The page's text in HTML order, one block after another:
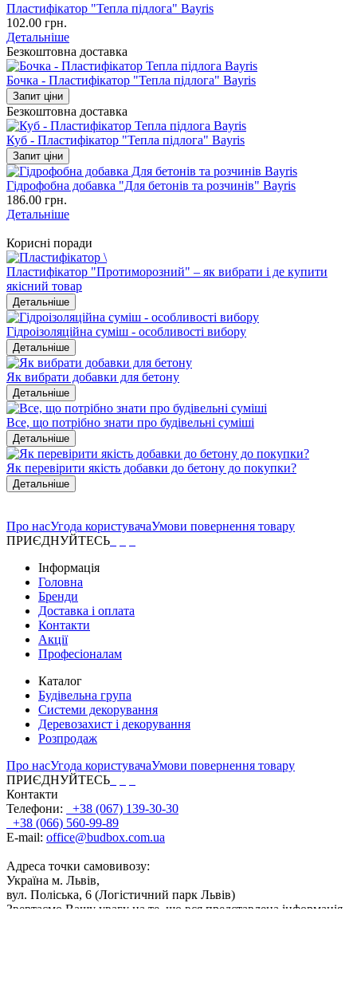
Пластифікатор "Тепла підлога" Bayris
102.00 грн.
Детальніше
Безкоштовна доставка
Бочка - Пластифікатор "Тепла підлога" Bayris
Запит ціни
Безкоштовна доставка
Куб - Пластифікатор "Тепла підлога" Bayris
Запит ціни
Гідрофобна добавка "Для бетонів та розчинів" Bayris
186.00 грн.
Детальніше
Корисні поради
Пластифікатор "Протиморозний" – як вибрати і де купити
якісний товар
Детальніше
Гідроізоляційна суміш - особливості вибору
Детальніше
Як вибрати добавки для бетону
Детальніше
Все, що потрібно знати про будівельні суміші
Детальніше
Як перевірити якість добавки до бетону до покупки?
Детальніше
Про насУгода користувачаУмови повернення товару
ПРИЄДНУЙТЕСЬ
Інформація
Головна
Бренди
Доставка і оплата
Контакти
Акції
Професіоналам
Каталог
Будівельна група
Системи декорування
Деревозахист і декорування
Розпродаж
Про насУгода користувачаУмови повернення товару
ПРИЄДНУЙТЕСЬ
Контакти
Телефони:
+38 (067) 139-30-30
+38 (066) 560-99-89
E-mail: office@budbox.com.ua
Адреса точки самовивозу:
Україна м. Львів,
вул. Поліська, 6 (Логістичний парк Львів)
Звертаємо Вашу увагу на те, що вся представлена інформація,